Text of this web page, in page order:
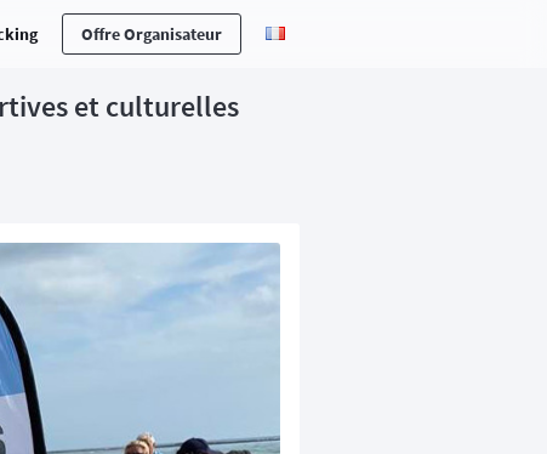
Offre Organisateur
et culturelles